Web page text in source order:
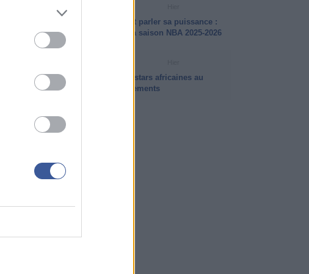
LeBron James a encore fait parler sa puissance :
ses plus beaux dunks de la saison NBA 2025-2026
Intersaison NBA 2026 : les stars africaines au
coeur des plus gros mouvements